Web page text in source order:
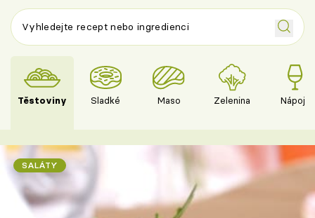
Těstoviny Sladké Maso Zelenina Nápoje
SALÁTY